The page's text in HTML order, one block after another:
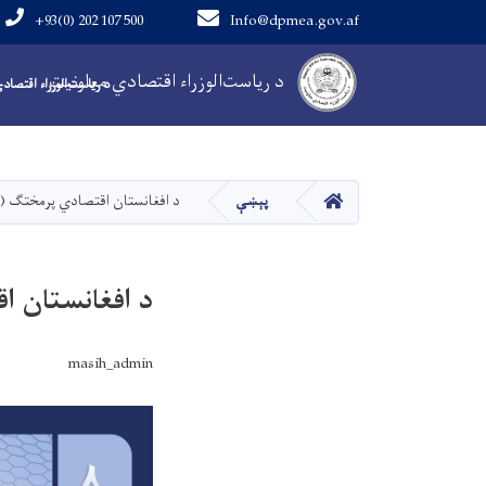
د ریاست‌الوزراء اقتصادي معاونیت
Info@dpmea.gov.af
+93(0) 202 107 500
Main Navigation
د ریاست‌الوزراء
کور پېښې د افغانستان اقتصادي پرمختګ
د افغانستان
masih_admin